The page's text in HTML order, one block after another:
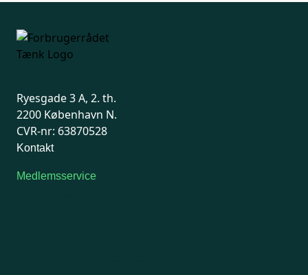
Ryesgade 3 A, 2. th.
2200 København N.
CVR-nr: 63870528
Kontakt
Medlemsservice